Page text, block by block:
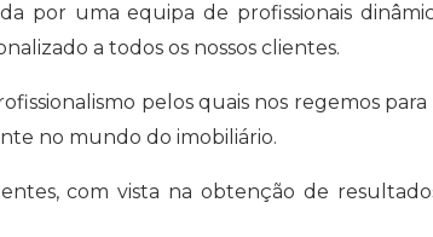
por uma equipa de profissionais
a todos os nossos clientes.
pelos quais nos regemos para
no mundo do imobiliário.
com vista na obtenção de